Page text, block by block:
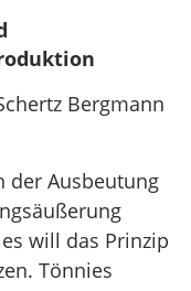
Bergmann
der Ausbeutung
will das Prinzip
Tönnies